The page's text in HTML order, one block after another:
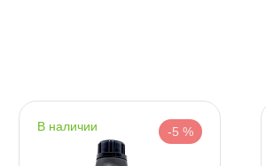
наличии -5 %